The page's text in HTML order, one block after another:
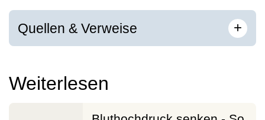
Quellen & Verweise +
Weiterlesen